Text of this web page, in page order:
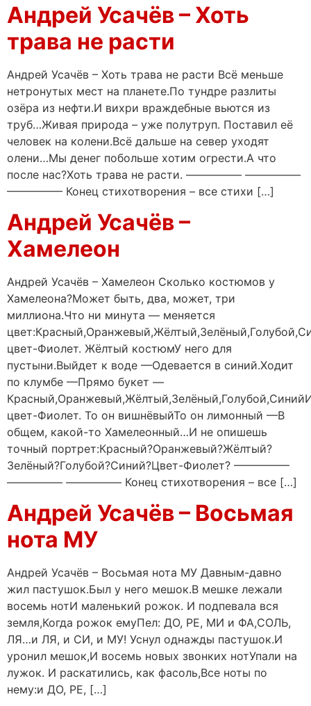
Андрей Усачёв – Хоть
трава не расти
Андрей Усачёв – Хоть трава не расти Всё меньше
нетронутых мест на планете.По тундре разлиты
озёра из нефти.И вихри враждебные вьются из
труб…Живая природа – уже полутруп. Поставил её
человек на колени.Всё дальше на север уходят
олени…Мы денег побольше хотим огрести.А что
после нас?Хоть трава не расти. ————— —————
————— Конец стихотворения – все стихи […]
Андрей Усачёв –
Хамелеон
Андрей Усачёв – Хамелеон Сколько костюмов у
Хамелеона?Может быть, два, может, три
миллиона.Что ни минута — меняется
цвет-Фиолет. Жёлтый костюмУ него для
пустыни.Выйдет к воде —Одевается в синий.Ходит
по клумбе —Прямо букет —
цвет-Фиолет. То он вишнёвыйТо он лимонный —В
общем, какой-то Хамелеонный…И не опишешь
точный портрет:Красный?Оранжевый?Жёлтый?
Зелёный?Голубой?Синий?Цвет-Фиолет? —————
————— ————— Конец стихотворения – все […]
Андрей Усачёв – Восьмая
нота МУ
Андрей Усачёв – Восьмая нота МУ Давным-давно
жил пастушок.Был у него мешок.В мешке лежали
восемь нотИ маленький рожок. И подпевала вся
земля,Когда рожок емуПел: ДО, РЕ, МИ и ФА,СОЛЬ,
ЛЯ…и ЛЯ, и СИ, и МУ! Уснул однажды пастушок.И
уронил мешок,И восемь новых звонких нотУпали на
лужок. И раскатились, как фасоль,Все ноты по
нему:и ДО, РЕ, […]